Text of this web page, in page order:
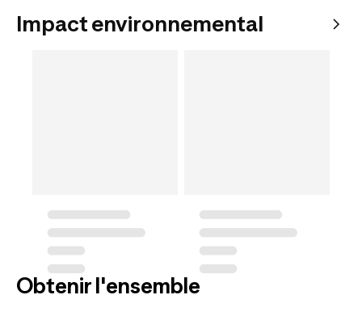
Impact environnemental
Obtenir l'ensemble